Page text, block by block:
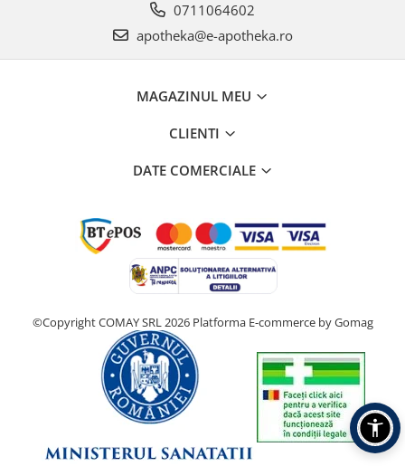
0711064602
apotheka@e-apotheka.ro
MAGAZINUL MEU
CLIENTI
DATE COMERCIALE
©Copyright COMAY SRL 2026 Platforma E-commerce by Gomag